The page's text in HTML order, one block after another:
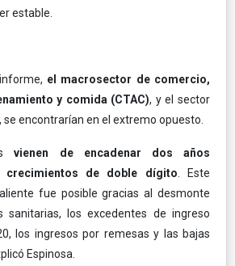
estable.
el macrosector de comercio,
y comida (CTAC), y el sector
encontrarían en el extremo opuesto.
vienen de encadenar dos años
crecimientos de doble dígito . Este
fue posible gracias al desmonte
sanitarias, los excedentes de ingreso
los ingresos por remesas y las bajas
Espinosa.